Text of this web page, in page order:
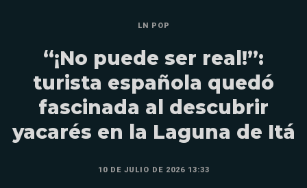
LN POP
“¡No puede ser real!”:
turista española quedó
fascinada al descubrir
yacarés en la Laguna de Itá
10 DE JULIO DE 2026 13:33